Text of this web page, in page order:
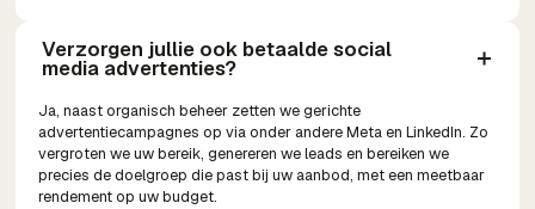
Verzorgen jullie ook betaalde social
media advertenties?
Ja, naast organisch beheer zetten we gerichte
advertentiecampagnes op via onder andere Meta en LinkedIn. Zo
vergroten we uw bereik, genereren we leads en bereiken we
precies de doelgroep die past bij uw aanbod, met een meetbaar
rendement op uw budget.